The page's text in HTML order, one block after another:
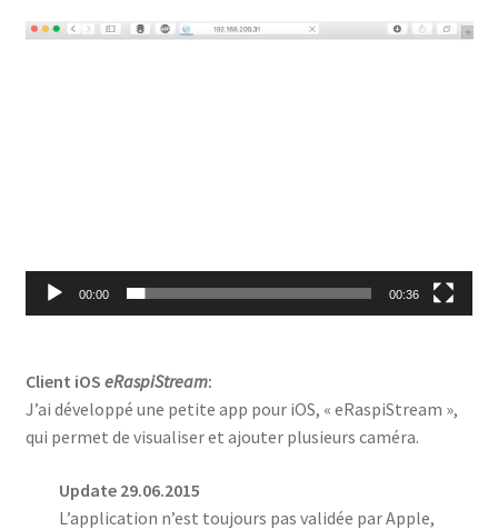
Lecteur
00:00 00:36
Client iOS eRaspiStream:
J’ai développé une petite app pour iOS, « eRaspiStream »,
qui permet de visualiser et ajouter plusieurs caméra.
Update 29.06.2015
L’application n’est toujours pas validée par Apple,